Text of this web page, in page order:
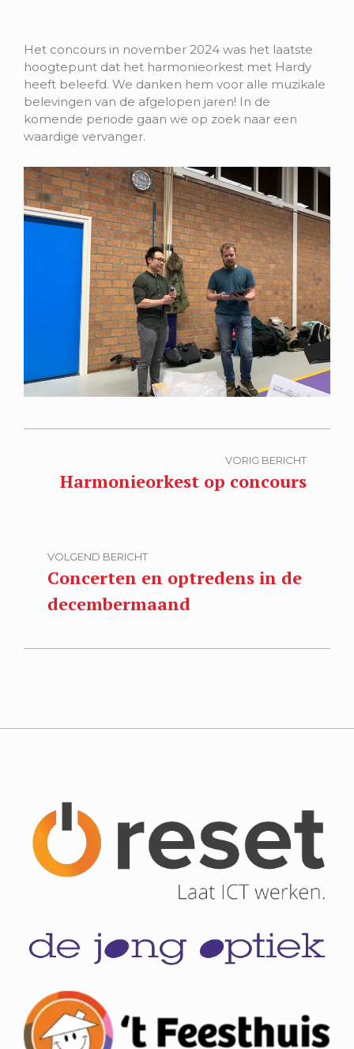
Het concours in november 2024 was het laatste
hoogtepunt dat het harmonieorkest met Hardy
heeft beleefd. We danken hem voor alle muzikale
belevingen van de afgelopen jaren! In de
komende periode gaan we op zoek naar een
waardige vervanger.
VORIG BERICHT
Harmonieorkest op concours
VOLGEND BERICHT
Concerten en optredens in de
decembermaand